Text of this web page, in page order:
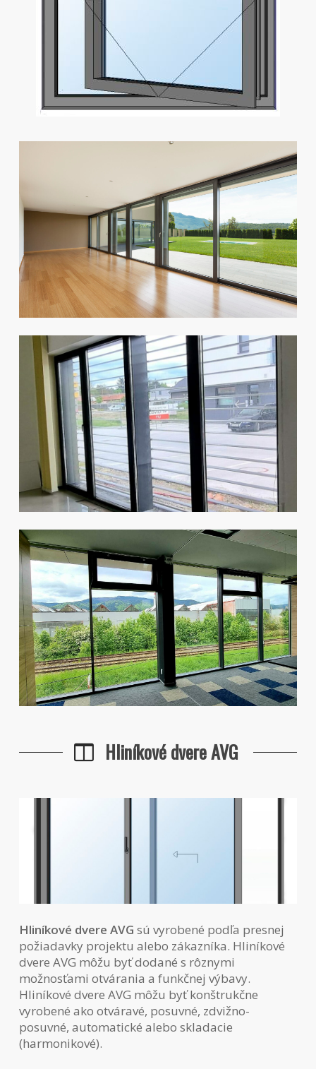
Hliníkové dvere AVG
Hliníkové dvere AVG sú vyrobené podľa presnej
požiadavky projektu alebo zákazníka. Hliníkové
dvere AVG môžu byť dodané s rôznymi
možnosťami otvárania a funkčnej výbavy.
Hliníkové dvere AVG môžu byť konštrukčne
vyrobené ako otváravé, posuvné, zdvižno-
posuvné, automatické alebo skladacie
(harmonikové).